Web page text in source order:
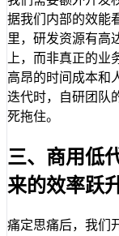
据我们内部的效能
里，研发资源有高
上，而非真正的业
高昂的时间成本和
迭代时，自研团队
死拖住。
三、商用低
来的效率跃
痛定思痛后，我们